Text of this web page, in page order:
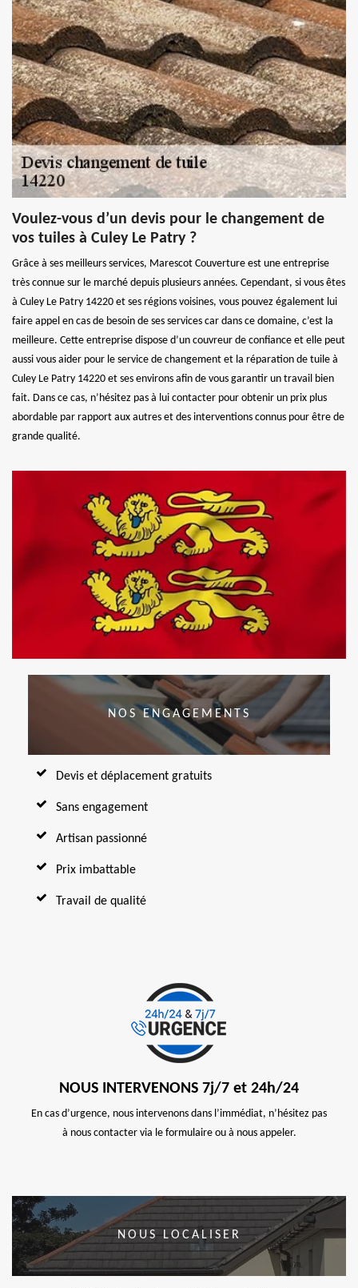
Voulez-vous d’un devis pour le changement de
vos tuiles à Culey Le Patry ?
Grâce à ses meilleurs services, Marescot Couverture est une entreprise
très connue sur le marché depuis plusieurs années. Cependant, si vous êtes
à Culey Le Patry 14220 et ses régions voisines, vous pouvez également lui
faire appel en cas de besoin de ses services car dans ce domaine, c’est la
meilleure. Cette entreprise dispose d’un couvreur de confiance et elle peut
aussi vous aider pour le service de changement et la réparation de tuile à
Culey Le Patry 14220 et ses environs afin de vous garantir un travail bien
fait. Dans ce cas, n’hésitez pas à lui contacter pour obtenir un prix plus
abordable par rapport aux autres et des interventions connus pour être de
grande qualité.
NOS ENGAGEMENTS
Devis et déplacement gratuits
Sans engagement
Artisan passionné
Prix imbattable
Travail de qualité
NOUS INTERVENONS 7j/7 et 24h/24
En cas d’urgence, nous intervenons dans l’immédiat, n’hésitez pas
à nous contacter via le formulaire ou à nous appeler.
NOUS LOCALISER